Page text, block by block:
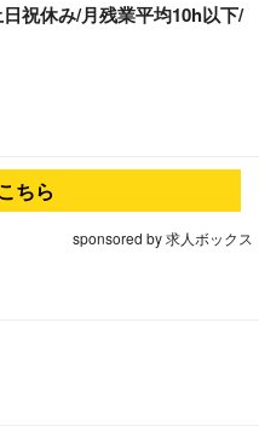
祝休み/月残業平均10h以下/
ちら
sponsored by 求人ボックス